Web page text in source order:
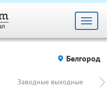
Toggle
Белгород
Заводные выходные